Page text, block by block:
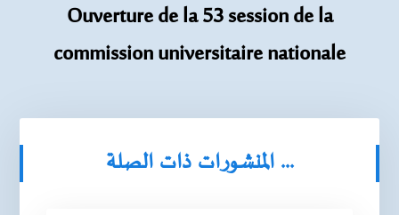
Ouverture de la 53 session de la
commission universitaire nationale
المنشورات ذات الصلة ...